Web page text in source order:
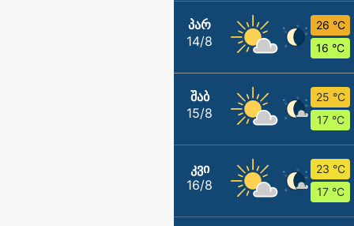
ᲞᲐᲠ
14/8
26 °C
16 °C
ᲨᲐᲑ
15/8
25 °C
17 °C
ᲙᲕᲘ
16/8
23 °C
17 °C